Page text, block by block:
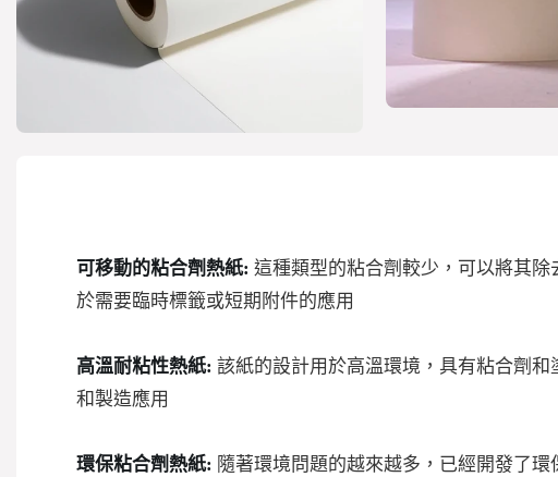
可移動的粘合劑熱紙:這種類型的粘合劑較少，可以將其
於需要臨時標籤或短期附件的應用
高溫耐粘性熱紙:該紙的設計用於高溫環境，具有粘合劑
和製造應用
環保粘合劑熱紙: 隨著環境問題的越來越多，已經開發了